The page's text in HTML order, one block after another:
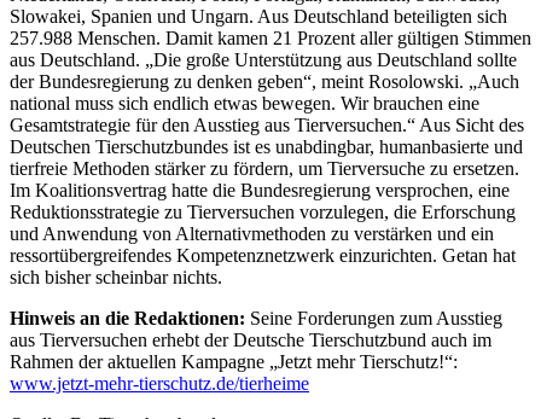
Slowakei, Spanien und Ungarn. Aus Deutschland beteiligten sich
257.988 Menschen. Damit kamen 21 Prozent aller gültigen Stimmen
aus Deutschland. „Die große Unterstützung aus Deutschland sollte
der Bundesregierung zu denken geben“, meint Rosolowski. „Auch
national muss sich endlich etwas bewegen. Wir brauchen eine
Gesamtstrategie für den Ausstieg aus Tierversuchen.“ Aus Sicht des
Deutschen Tierschutzbundes ist es unabdingbar, humanbasierte und
tierfreie Methoden stärker zu fördern, um Tierversuche zu ersetzen.
Im Koalitionsvertrag hatte die Bundesregierung versprochen, eine
Reduktionsstrategie zu Tierversuchen vorzulegen, die Erforschung
und Anwendung von Alternativmethoden zu verstärken und ein
ressortübergreifendes Kompetenznetzwerk einzurichten. Getan hat
sich bisher scheinbar nichts.
Hinweis an die Redaktionen: Seine Forderungen zum Ausstieg
aus Tierversuchen erhebt der Deutsche Tierschutzbund auch im
Rahmen der aktuellen Kampagne „Jetzt mehr Tierschutz!“:
www.jetzt-mehr-tierschutz.de/tierheime